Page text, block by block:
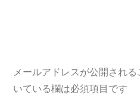
メールアドレスが公開される
いている欄は必須項目です